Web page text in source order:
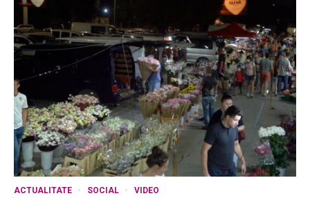
ACTUALITATE SOCIAL VIDEO